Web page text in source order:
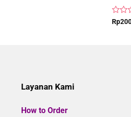
Rated
Rp
Layanan Kami
How to Order